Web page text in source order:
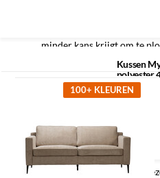
HR koudschuim slinkt
minder kans krijgt om te
kuilvorming ontstaat.
Open en elastische
Bovenop de laag HR
aangebracht. Deze is ter
zijn plek blijft. Daarnaast geeft
Kussen
polyester
100+ KLEUREN